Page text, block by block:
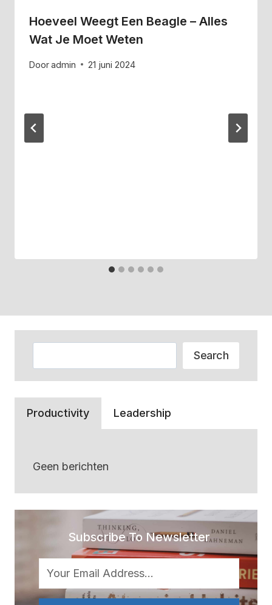
Hoeveel Weegt Een Beagle – Alles
Wat Je Moet Weten
Dooradmin 21 juni 2024
Search
Productivity Leadership
Geen berichten
Subscribe To Newsletter